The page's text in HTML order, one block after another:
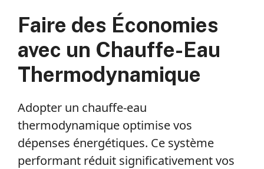
Faire des Économies
avec un Chauffe-Eau
Thermodynamique
Adopter un chauffe-eau
thermodynamique optimise vos
dépenses énergétiques. Ce système
performant réduit significativement vos